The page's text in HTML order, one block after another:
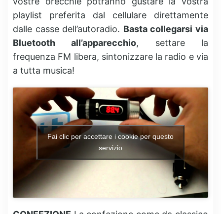
playlist preferita dal cellulare direttamente
dalle casse dell’autoradio. Basta collegarsi via
Bluetooth all’apparecchio, settare la
frequenza FM libera, sintonizzare la radio e via
a tutta musica!
Fai clic per accettare i cookie per questo
servizio